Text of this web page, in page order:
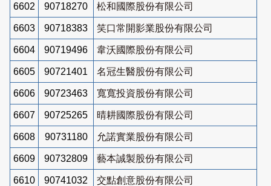
6602 90718270 松和國際股份有限公司
6603 90718383 笑口常開影業股份有限公司
6604 90719496 韋沃國際股份有限公司
6605 90721401 名冠生醫股份有限公司
6606 90723463 寬寬投資股份有限公司
6607 90725265 晴耕國際股份有限公司
6608 90731180 允諾實業股份有限公司
6609 90732809 藝本誠製股份有限公司
6610 90741032 交點創意股份有限公司